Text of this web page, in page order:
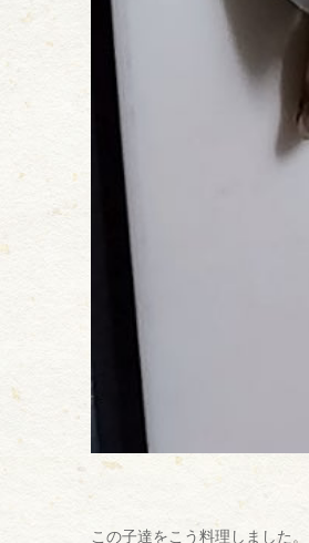
この子達をこう料理しました。